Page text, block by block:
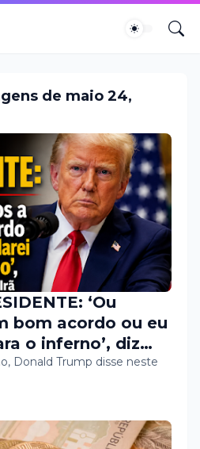
de maio 24,
‘Ou
bom acordo ou eu
o inferno’, diz
Donald Trump disse neste